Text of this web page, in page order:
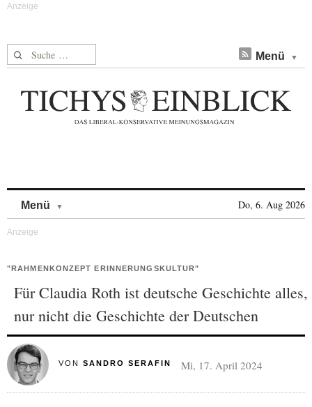
Suche nach: Menü
Menü Do, 6. Aug 2026
"RAHMENKONZEPT ERINNERUNGSKULTUR"
Für Claudia Roth ist deutsche Geschichte alles,
nur nicht die Geschichte der Deutschen
VON SANDRO SERAFIN Mi, 17. April 2024